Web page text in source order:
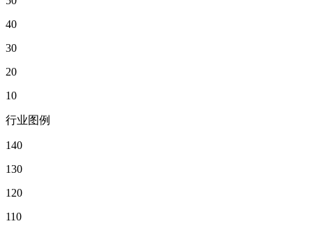
40
30
20
10
行业图例
140
130
120
110